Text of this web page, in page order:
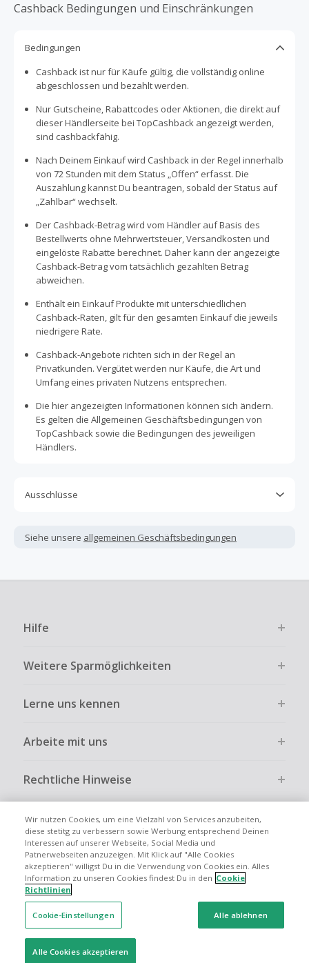
Cashback Bedingungen und Einschränkungen
Bedingungen
Cashback ist nur für Käufe gültig, die vollständig online
abgeschlossen und bezahlt werden.
Nur Gutscheine, Rabattcodes oder Aktionen, die direkt auf
dieser Händlerseite bei TopCashback angezeigt werden,
sind cashbackfähig.
Nach Deinem Einkauf wird Cashback in der Regel innerhalb
von 72 Stunden mit dem Status „Offen“ erfasst. Die
Auszahlung kannst Du beantragen, sobald der Status auf
„Zahlbar“ wechselt.
Der Cashback-Betrag wird vom Händler auf Basis des
Bestellwerts ohne Mehrwertsteuer, Versandkosten und
eingelöste Rabatte berechnet. Daher kann der angezeigte
Cashback-Betrag vom tatsächlich gezahlten Betrag
abweichen.
Enthält ein Einkauf Produkte mit unterschiedlichen
Cashback-Raten, gilt für den gesamten Einkauf die jeweils
niedrigere Rate.
Cashback-Angebote richten sich in der Regel an
Privatkunden. Vergütet werden nur Käufe, die Art und
Umfang eines privaten Nutzens entsprechen.
Die hier angezeigten Informationen können sich ändern.
Es gelten die Allgemeinen Geschäftsbedingungen von
TopCashback sowie die Bedingungen des jeweiligen
Händlers.
Ausschlüsse
andere Sparprogramme verwendet werden, die nicht
ausdrücklich auf dieser Händlerseite von TopCashback
Kein Cashback für den Kauf von Geschenkgutscheinen
Bezahlvorgang ist nur dann cashbackfähig, wenn dies
ausdrücklich auf der Händlerseite erlaubt ist.
Stornierung, Kündigung eines Abonnements oder Widerruf
Gewerbliche, Reseller- oder ungewöhnlich große
Cashback ausgeschlossen.
über TopCashback gestartet wurde.
Siehe unsere allgemeinen Geschäftsbedingungen
Hilfe
Weitere Sparmöglichkeiten
Lerne uns kennen
Arbeite mit uns
Rechtliche Hinweise
Globale Websites UK US CN JP FR AU
© 2005 - 2026 TopCashback Group Limited
Wir nutzen Cookies, um eine Vielzahl von Services anzubeiten,
diese stetitg zu verbessern sowie Werbung entsprechend Deinen
Interessen auf unserer Webseite, Social Media und
Patnerwebseiten anzuzeigen. Mit Klick auf "Alle Cookies
akzeptieren" willigst Du in die Verwendung von Cookies ein. Alles
Information zu unseren Cookies findest Du in den Cookie
Richtlinien
Cookie-Einstellungen Alle ablehnen
Alle Cookies akzeptieren